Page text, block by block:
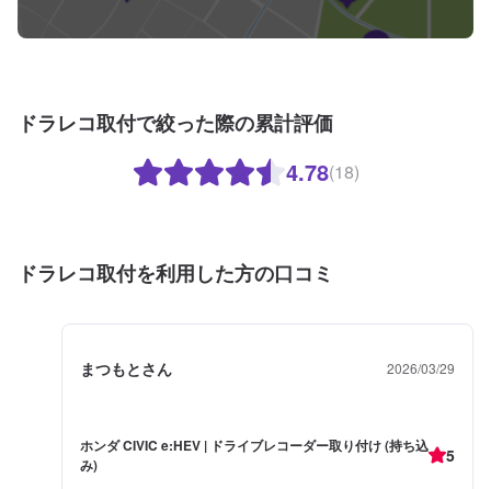
ドラレコ取付で絞った際の累計評価
4.78(18)
ドラレコ取付を利用した方の口コミ
まつもとさん 2026/03/29
ホンダ CIVIC e:HEV | ドライブレコーダー取り付け (持ち込
み)
5